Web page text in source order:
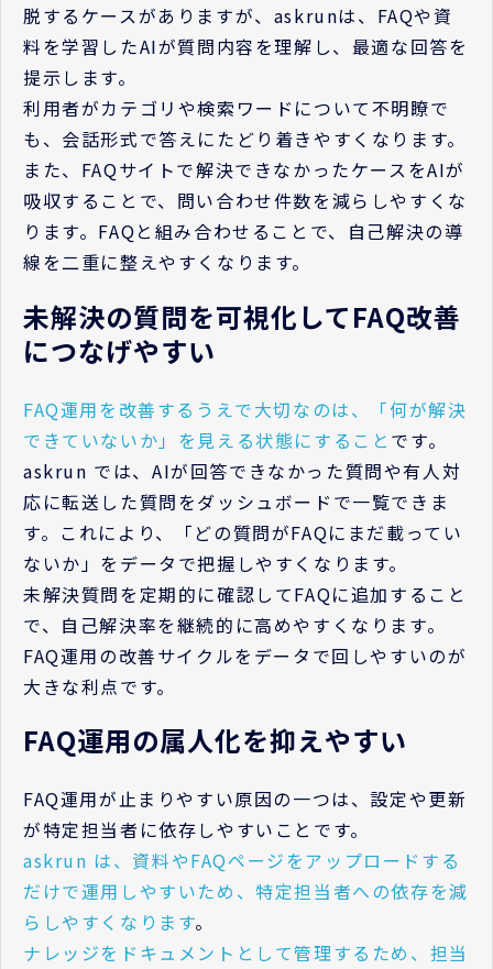
脱するケースがありますが、askrunは、FAQや資
料を学習したAIが質問内容を理解し、最適な回答を
提示します。
利用者がカテゴリや検索ワードについて不明瞭で
も、会話形式で答えにたどり着きやすくなります。
また、FAQサイトで解決できなかったケースをAIが
吸収することで、問い合わせ件数を減らしやすくな
ります。FAQと組み合わせることで、自己解決の導
線を二重に整えやすくなります。
未解決の質問を可視化してFAQ改善
につなげやすい
FAQ運用を改善するうえで大切なのは、「何が解決
できていないか」を見える状態にすること です。
askrun では、AIが回答できなかった質問や有人対
応に転送した質問をダッシュボードで一覧できま
す。これにより、「どの質問がFAQにまだ載ってい
ないか」をデータで把握しやすくなります。
未解決質問を定期的に確認してFAQに追加すること
で、自己解決率を継続的に高めやすくなります。
FAQ運用の改善サイクルをデータで回しやすいのが
大きな利点です。
FAQ運用の属人化を抑えやすい
FAQ運用が止まりやすい原因の一つは、設定や更新
が特定担当者に依存しやすいことです。
askrun は、資料やFAQページをアップロードする
だけで運用しやすいため、特定担当者への依存を減
らしやすくなります。
ナレッジをドキュメントとして管理するため、担当